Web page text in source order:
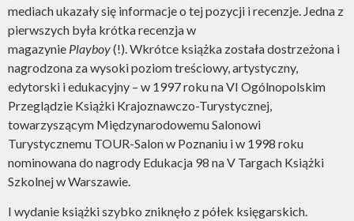
mediach ukazały się informacje o tej pozycji i recenzje. Jedna z
pierwszych była krótka recenzja w
magazynie Playboy(!). Wkrótce książka została dostrzeżona i
nagrodzona za wysoki poziom treściowy, artystyczny,
edytorski i edukacyjny – w 1997 roku na VI Ogólnopolskim
Przeglądzie Książki Krajoznawczo-Turystycznej,
towarzyszącym Międzynarodowemu Salonowi
Turystycznemu TOUR-Salon w Poznaniu i w 1998 roku
nominowana do nagrody Edukacja 98 na V Targach Książki
Szkolnej w Warszawie.
I wydanie książki szybko zniknęło z półek księgarskich.